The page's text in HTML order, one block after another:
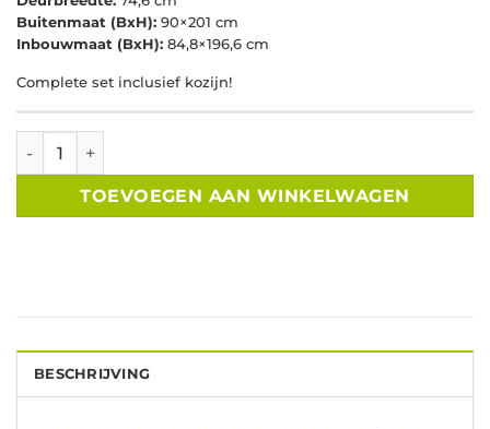
Buitenmaat (BxH): 90×201 cm
Inbouwmaat (BxH): 84,8×196,6 cm
Complete set inclusief kozijn!
Douglas enkele deur 4-ruits melkglas linksdraaiend aantal
TOEVOEGEN AAN WINKELWAGEN
BESCHRIJVING